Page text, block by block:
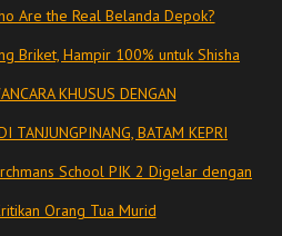
Are the Real Belanda Depok?
Briket, Hampir 100% untuk Shisha
KHUSUS DENGAN
TANJUNGPINANG, BATAM KEPRI
School PIK 2 Digelar dengan
Orang Tua Murid